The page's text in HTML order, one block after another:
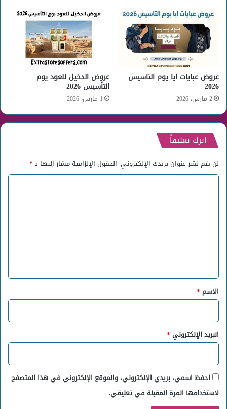
عروض عبايات ايا يوم التاسيس
2026
2 مارس، 2026
عروض الدخيل للعود يوم
التأسيس 2026
1 مارس، 2026
اترك تعليقاً
لن يتم نشر عنوان بريدك الإلكتروني. الحقول الإلزامية مشار إليها بـ*
*
الاسم *
البريد الإلكتروني *
احفظ اسمي، بريدي الإلكتروني، والموقع الإلكتروني في هذا المتصفح
لاستخدامها المرة المقبلة في تعليقي.